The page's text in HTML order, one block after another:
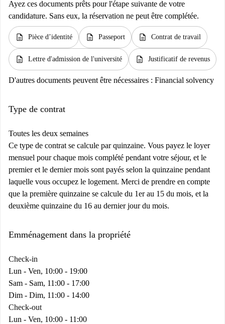
Ayez ces documents prêts pour l'étape suivante de votre
candidature. Sans eux, la réservation ne peut être complétée.
description Pièce d’identité description Passeport description Contrat de travail
description Lettre d'admission de l'université description Justificatif de revenus
D'autres documents peuvent être nécessaires : Financial solvency
Type de contrat
Toutes les deux semaines
Ce type de contrat se calcule par quinzaine. Vous payez le loyer
mensuel pour chaque mois complété pendant votre séjour, et le
premier et le dernier mois sont payés selon la quinzaine pendant
laquelle vous occupez le logement. Merci de prendre en compte
que la première quinzaine se calcule du 1er au 15 du mois, et la
deuxième quinzaine du 16 au dernier jour du mois.
Emménagement dans la propriété
Check-in
Lun - Ven, 10:00 - 19:00
Sam - Sam, 11:00 - 17:00
Dim - Dim, 11:00 - 14:00
Check-out
Lun - Ven, 10:00 - 11:00